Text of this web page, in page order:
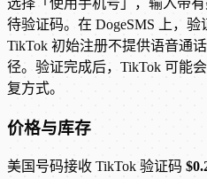
待验证码。在 DogeSMS 上，验
TikTok 初始注册不提供语音通
径。验证完成后，TikTok 可能
复方式。
价格与库存
美国号码接收 TikTok 验证码